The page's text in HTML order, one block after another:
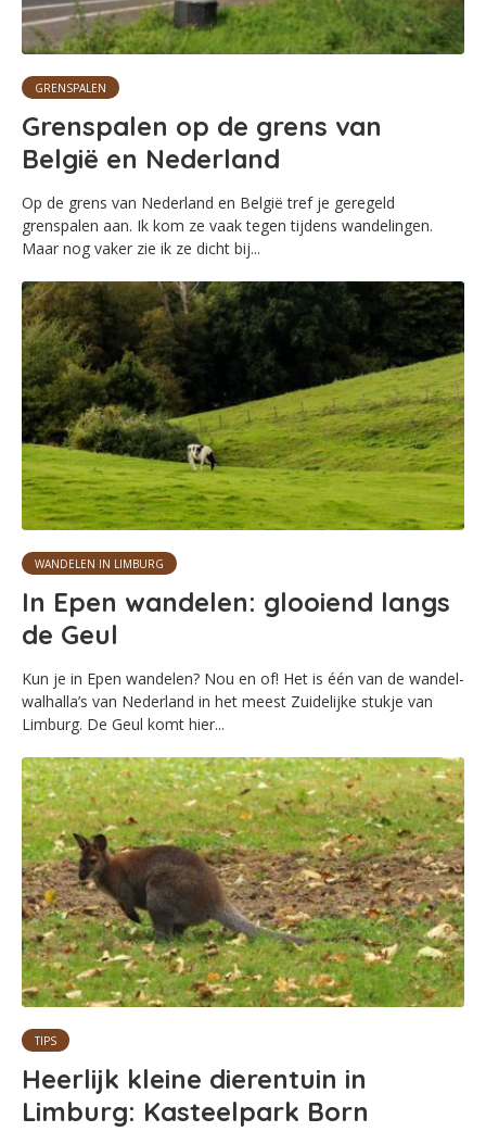
GRENSPALEN
Grenspalen op de grens van
België en Nederland
Op de grens van Nederland en België tref je geregeld
grenspalen aan. Ik kom ze vaak tegen tijdens wandelingen.
Maar nog vaker zie ik ze dicht bij...
WANDELEN IN LIMBURG
In Epen wandelen: glooiend langs
de Geul
Kun je in Epen wandelen? Nou en of! Het is één van de wandel-
walhalla’s van Nederland in het meest Zuidelijke stukje van
Limburg. De Geul komt hier...
TIPS
Heerlijk kleine dierentuin in
Limburg: Kasteelpark Born